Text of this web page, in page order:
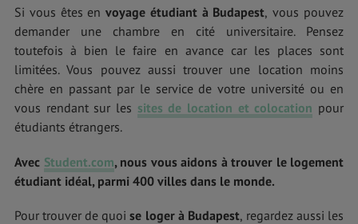
Si vous êtes envoyage étudiant à Budapest, vous pouvez
demander une chambre en cité universitaire. Pensez
toutefois à bien le faire en avance car les places sont
limitées. Vous pouvez aussi trouver une location moins
chère en passant par le service de votre université ou en
vous rendant sur les sites de location et colocation pour
étudiants étrangers.
Avec Student.com, nous vous aidons à trouver le logement
étudiant idéal, parmi 400 villes dans le monde.
Pour trouver de quoise loger à Budapest, regardez aussi les